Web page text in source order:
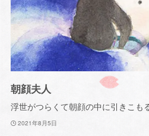
朝顔夫人
浮世がつらくて朝顔の中に引きこも
2021年8月5日